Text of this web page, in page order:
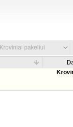
Kroviniai pakeliui